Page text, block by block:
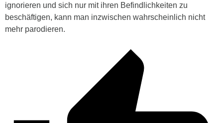
ignorieren und sich nur mit ihren Befindlichkeiten zu
beschäftigen, kann man inzwischen wahrscheinlich nicht
mehr parodieren.